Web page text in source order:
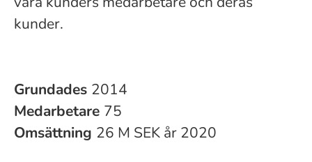
kunder.
Grundades 2014
Medarbetare 75
Omsättning 26 M SEK år 2020